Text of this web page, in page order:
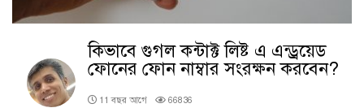
কিভাবে গুগল কন্টাক্ট লিষ্ট এ এন্ড্রয়েড
ফোনের ফোন নাম্বার সংরক্ষন করবেন?
11 বছর আগে
66836